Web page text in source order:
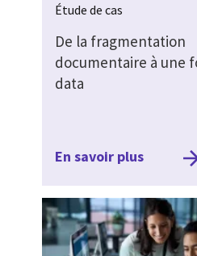
Étude de cas
De la fragmentation
documentaire à une
data
En savoir plus